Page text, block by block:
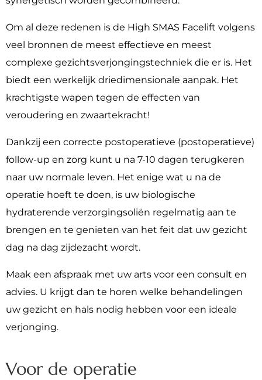
Om al deze redenen is de High SMAS Facelift volgens
veel bronnen de meest effectieve en meest
complexe gezichtsverjongingstechniek die er is. Het
biedt een werkelijk driedimensionale aanpak. Het
krachtigste wapen tegen de effecten van
veroudering en zwaartekracht!
Dankzij een correcte postoperatieve (postoperatieve)
follow-up en zorg kunt u na 7-10 dagen terugkeren
naar uw normale leven. Het enige wat u na de
operatie hoeft te doen, is uw biologische
hydraterende verzorgingsoliën regelmatig aan te
brengen en te genieten van het feit dat uw gezicht
dag na dag zijdezacht wordt.
Maak een afspraak met uw arts voor een consult en
advies. U krijgt dan te horen welke behandelingen
uw gezicht en hals nodig hebben voor een ideale
verjonging.
Voor de operatie